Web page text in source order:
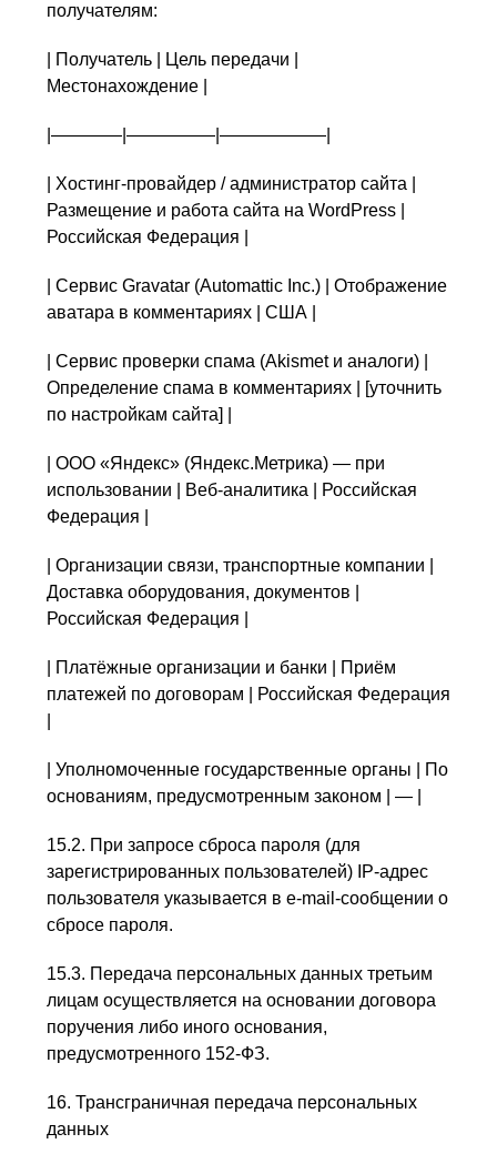
получателям:
| Получатель | Цель передачи |
Местонахождение |
|————|—————|——————|
| Хостинг-провайдер / администратор сайта |
Размещение и работа сайта на WordPress |
Российская Федерация |
| Сервис Gravatar (Automattic Inc.) | Отображение
аватара в комментариях | США |
| Сервис проверки спама (Akismet и аналоги) |
Определение спама в комментариях | [уточнить
по настройкам сайта] |
| ООО «Яндекс» (Яндекс.Метрика) — при
использовании | Веб-аналитика | Российская
Федерация |
| Организации связи, транспортные компании |
Доставка оборудования, документов |
Российская Федерация |
| Платёжные организации и банки | Приём
платежей по договорам | Российская Федерация
| Уполномоченные государственные органы | По
основаниям, предусмотренным законом | — |
15.2. При запросе сброса пароля (для
зарегистрированных пользователей) IP-адрес
пользователя указывается в e-mail-сообщении о
сбросе пароля.
15.3. Передача персональных данных третьим
лицам осуществляется на основании договора
поручения либо иного основания,
предусмотренного 152-ФЗ.
16. Трансграничная передача персональных
данных